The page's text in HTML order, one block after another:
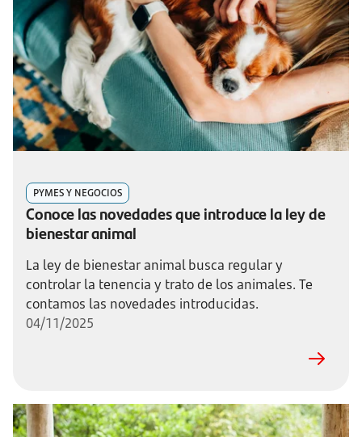
PYMES Y NEGOCIOS
Conoce las novedades que introduce la ley de
bienestar animal
La ley de bienestar animal busca regular y
controlar la tenencia y trato de los animales. Te
contamos las novedades introducidas.
04/11/2025